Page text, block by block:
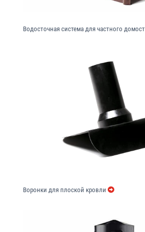
Водосточная система для частного
Воронки для плоской кровли